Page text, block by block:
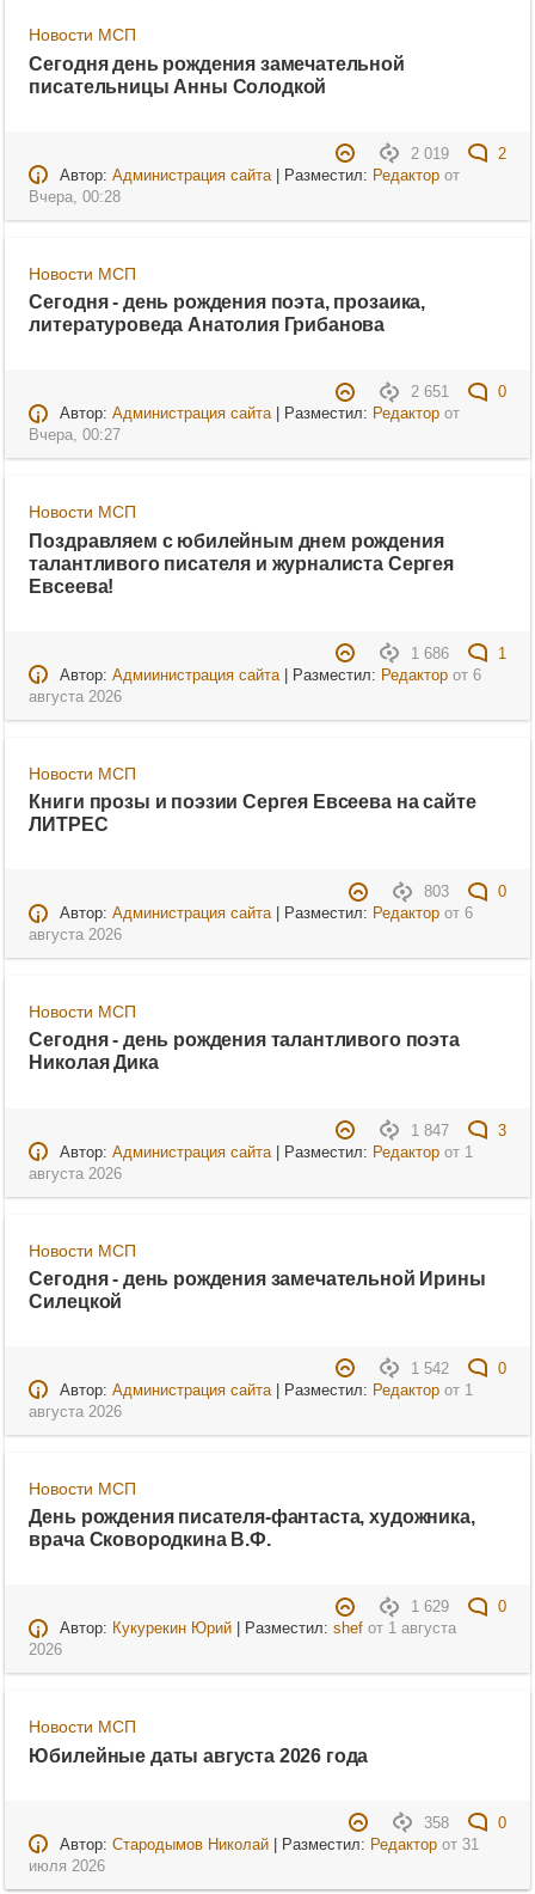
Новости МСП
Сегодня день рождения замечательной
писательницы Анны Солодкой
2 019
2
Автор: Администрация сайта| Разместил: Редакторот
Вчера, 00:28
Новости МСП
Сегодня - день рождения поэта, прозаика,
литературоведа Анатолия Грибанова
2 651
0
Автор: Администрация сайта| Разместил: Редакторот
Вчера, 00:27
Новости МСП
Поздравляем с юбилейным днем рождения
талантливого писателя и журналиста Сергея
Евсеева!
1 686
1
Автор: Адмиинистрация сайта| Разместил: Редакторот 6
августа 2026
Новости МСП
Книги прозы и поэзии Сергея Евсеева на сайте
ЛИТРЕС
803
0
Автор: Администрация сайта| Разместил: Редакторот 6
августа 2026
Новости МСП
Сегодня - день рождения талантливого поэта
Николая Дика
1 847
3
Автор: Администрация сайта| Разместил: Редакторот 1
августа 2026
Новости МСП
Сегодня - день рождения замечательной Ирины
Силецкой
1 542
0
Автор: Администрация сайта| Разместил: Редакторот 1
августа 2026
Новости МСП
День рождения писателя-фантаста, художника,
врача Сковородкина В.Ф.
1 629
0
Автор: Кукурекин Юрий| Разместил: shefот 1 августа
2026
Новости МСП
Юбилейные даты августа 2026 года
358
0
Автор: Стародымов Николай| Разместил: Редакторот 31
июля 2026